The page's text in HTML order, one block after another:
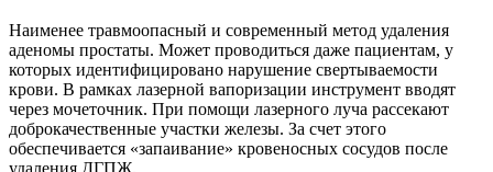
Наименее травмоопасный и современный метод удаления
аденомы простаты. Может проводиться даже пациентам, у
которых идентифицировано нарушение свертываемости
крови. В рамках лазерной вапоризации инструмент вводят
через мочеточник. При помощи лазерного луча рассекают
доброкачественные участки железы. За счет этого
обеспечивается «запаивание» кровеносных сосудов после
удаления ДГПЖ.